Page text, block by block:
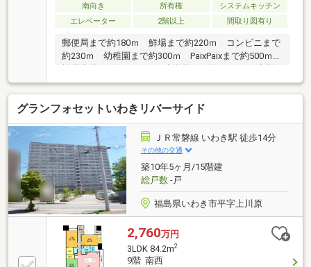
南向き 所有権
システムキッチン
エレベーター
2階以上 間取り図有り
郵便局まで約180ｍ 鮮場まで約220ｍ コンビニまで
約230ｍ 幼稚園まで約300ｍ PaixPaixまで約500ｍ
校まで約1.0ｋｍ
グランフォセットいわきリバーサイド
ＪＲ常磐線 いわき駅 徒歩14分
その他の交通
築10年5ヶ月/15階建
総戸数-戸
福島県いわき市平字上川原
2,760万円
3LDK 84.2m2
9階 南西